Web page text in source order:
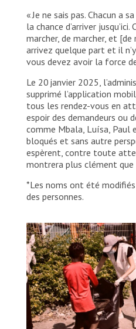
« Je ne sais pas. Chacun a
la chance d’arriver
marcher, de marcher, et [de
arrivez quelque part et il
vous devez avoir la force
Le 20 janvier 2025,
supprimé l’application
tous les rendez-vous en
espoir des demandeurs ou
comme Mbala, Luísa, Paul
bloqués et sans autre
espèrent, contre toute
montrera plus clément
*Les noms ont été
des personnes.